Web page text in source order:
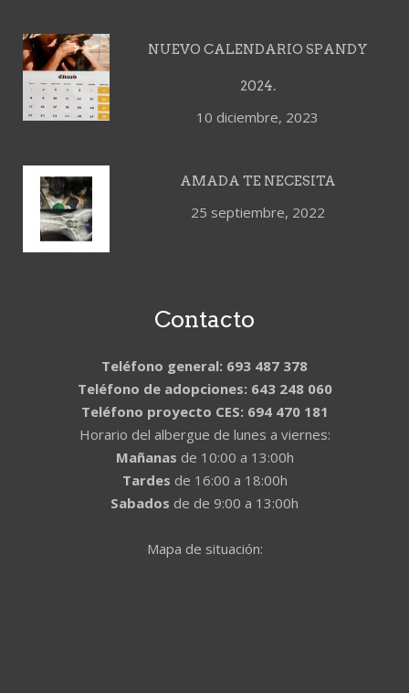
NUEVO CALENDARIO SPANDY
2024.
10 diciembre, 2023
AMADA TE NECESITA
25 septiembre, 2022
Contacto
Teléfono general: 693 487 378
Teléfono de adopciones: 643 248 060
Teléfono proyecto CES: 694 470 181
Horario del albergue de lunes a viernes:
Mañanas de 10:00 a 13:00h
Tardes de 16:00 a 18:00h
Sabados de de 9:00 a 13:00h
Mapa de situación: